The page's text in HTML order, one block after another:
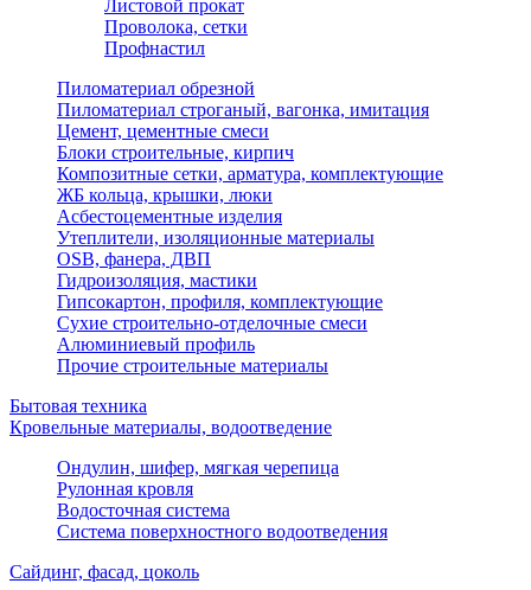
Листовой прокат
Проволока, сетки
Профнастил
Пиломатериал обрезной
Пиломатериал строганый, вагонка, имитация
Цемент, цементные смеси
Блоки строительные, кирпич
Композитные сетки, арматура, комплектующие
ЖБ кольца, крышки, люки
Асбестоцементные изделия
Утеплители, изоляционные материалы
OSB, фанера, ДВП
Гидроизоляция, мастики
Гипсокартон, профиля, комплектующие
Сухие строительно-отделочные смеси
Алюминиевый профиль
Прочие строительные материалы
Бытовая техника
Кровельные материалы, водоотведение
Ондулин, шифер, мягкая черепица
Рулонная кровля
Водосточная система
Система поверхностного водоотведения
Сайдинг, фасад, цоколь